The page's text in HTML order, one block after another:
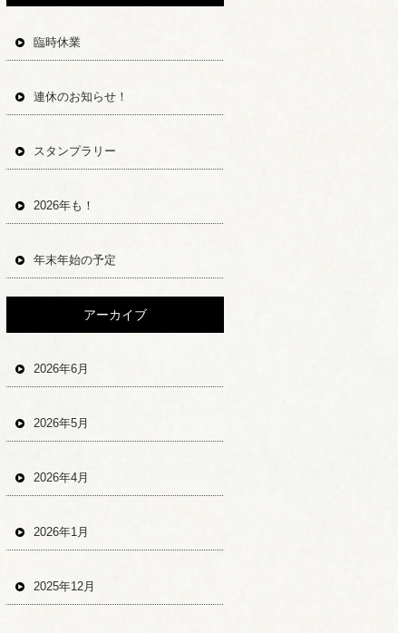
臨時休業
連休のお知らせ！
スタンプラリー
2026年も！
年末年始の予定
アーカイブ
2026年6月
2026年5月
2026年4月
2026年1月
2025年12月